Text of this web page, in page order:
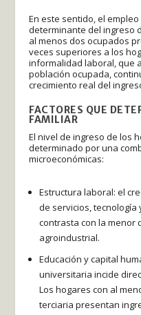
En este sentido, el
determinante del ingreso
al menos dos ocupados
veces superiores a los
informalidad laboral, que
población ocupada,
crecimiento real del
FACTORES QUE
FAMILIAR
El nivel de ingreso de los
determinado por una
microeconómicas:
Estructura laboral: el
de servicios, tecnología
contrasta con la menor
agroindustrial.
Educación y capital
universitaria incide
Los hogares con al
terciaria presentan